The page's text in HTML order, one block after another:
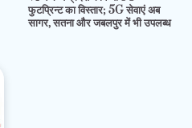
फुटप्रिन्ट का विस्तार; 5G सेवाएं अब
सागर, सतना और जबलपुर में भी उपलब्ध